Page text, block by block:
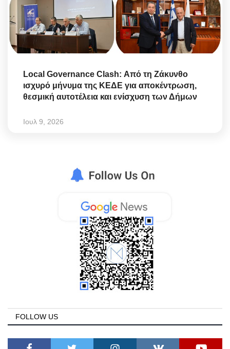
Local Governance Clash: Από τη Ζάκυνθο
ισχυρό μήνυμα της ΚΕΔΕ για αποκέντρωση,
θεσμική αυτοτέλεια και ενίσχυση των Δήμων
Ιουλ 9, 2026
FOLLOW US